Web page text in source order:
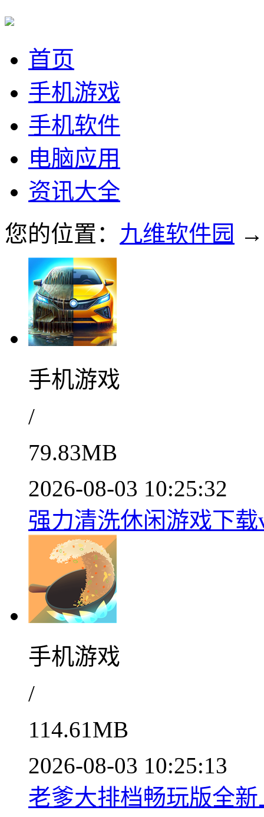
首页
手机游戏
手机软件
电脑应用
资讯大全
您的位置： 九维软件园
手机游戏
/
79.83MB
2026-08-03 10:25:32
强力清洗休闲游戏下载
手机游戏
/
114.61MB
2026-08-03 10:25:13
老爹大排档畅玩版全